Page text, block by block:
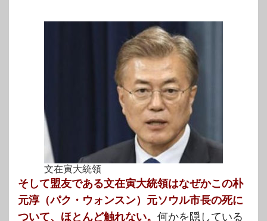
文在寅大統領
そして盟友である文在寅大統領はなぜかこの朴
元淳（パク・ウォンスン）元ソウル市長の死に
ついて、ほとんど触れない。 何かを隠している